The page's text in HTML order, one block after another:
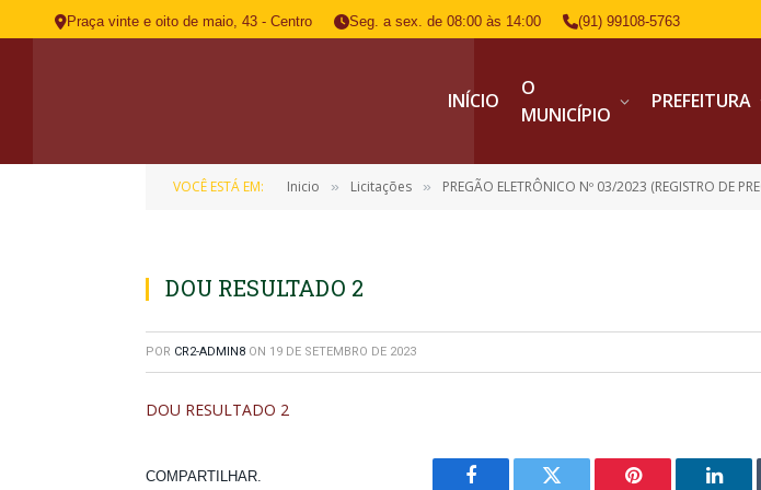
Praça vinte e oito de maio, 43 - Centro Seg. a sex. de 08:00 às 14:00 (91) 99108-5763
INÍCIO
O
MUNICÍPIO
PREFEITURA
VOCÊ ESTÁ EM: Inicio » Licitações » PREGÃO ELETRÔNICO Nº 03/2023 (REGISTRO DE
DOU RESULTADO 2
POR CR2-ADMIN8 ON 19 DE SETEMBRO DE 2023
DOU RESULTADO 2
COMPARTILHAR.